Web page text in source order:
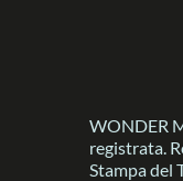
WONDER
registrata.
Stampa del